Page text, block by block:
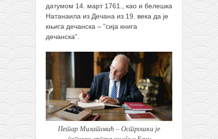
датумом 14. март 1761., као и белешка
Натанаила из Дечана из 19. века да је
књига дечанска – ”сија книга
дечанска”.
Петар Милатовић – Острошки је